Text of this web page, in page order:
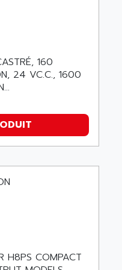
160
24 VC.C., 1600
H8PS COMPACT